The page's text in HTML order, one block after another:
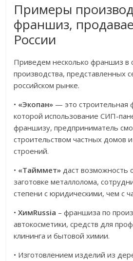
Примеры
франшиз,
России
Приведем несколько франшиз в
производства, представленных
российском рынке.
• «Экопан» — это строительная
которой использование СИП-
франшизу, предприниматель
строительством частных домов
строений.
• «Тайммет» даст возможность
заготовке металлолома,
степени с юридическими, чем с
•ХимRussia – франшиза по
автокосметики, средств для
клининга и бытовой химии.
• Изготовлением изделий из